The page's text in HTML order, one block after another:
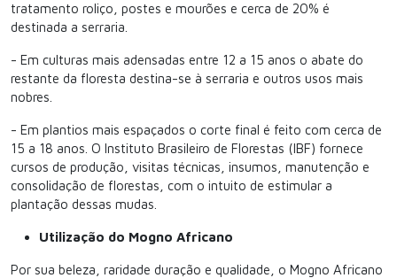
tratamento roliço, postes e mourões e cerca de 20% é
destinada a serraria.
- Em culturas mais adensadas entre 12 a 15 anos o abate do
restante da floresta destina-se à serraria e outros usos mais
nobres.
- Em plantios mais espaçados o corte final é feito com cerca de
15 a 18 anos. O Instituto Brasileiro de Florestas (IBF) fornece
cursos de produção, visitas técnicas, insumos, manutenção e
consolidação de florestas, com o intuito de estimular a
plantação dessas mudas.
Utilização do Mogno Africano
Por sua beleza, raridade duração e qualidade, o Mogno Africano